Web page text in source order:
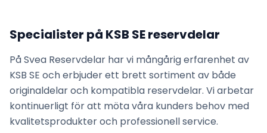
Specialister på KSB SEreservdelar
På Svea Reservdelar har vi mångårig erfarenhet av
KSB SE och erbjuder ett brett sortiment av både
originaldelar och kompatibla reservdelar. Vi arbetar
kontinuerligt för att möta våra kunders behov med
kvalitetsprodukter och professionell service.